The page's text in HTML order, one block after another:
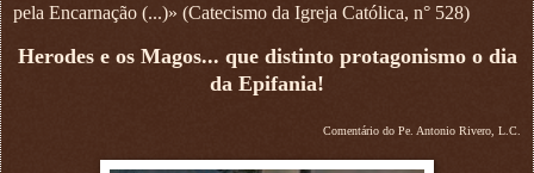
pela Encarnação (...)» (Catecismo da Igreja Católica, n° 528)
Herodes e os Magos... que distinto protagonismo o dia
da Epifania!
Comentário do Pe. Antonio Rivero, L.C.